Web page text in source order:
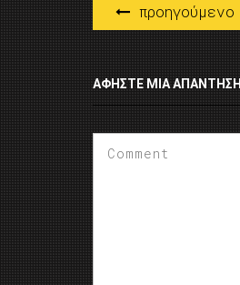
προηγούμενο
ΑΦΉΣΤΕ ΜΙΑ ΑΠΆΝΤΗΣΗ